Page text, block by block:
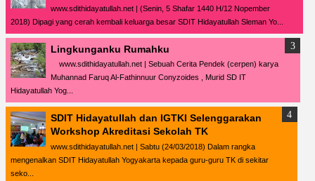
www.sdithidayatullah.net | (Senin, 5 Shafar 1440 H/12 Nopember
2018) Dipagi yang cerah kembali keluarga besar SDIT Hidayatullah Sleman Yo...
Lingkunganku Rumahku
www.sdithidayatullah.net | Sebuah Cerita Pendek (cerpen) karya
Muhannad Faruq Al-Fathinnuur Conyzoides , Murid SD IT
Hidayatullah Yog...
SDIT Hidayatullah dan IGTKI Selenggarakan
Workshop Akreditasi Sekolah TK
www.sdithidayatullah.net | Sabtu (24/03/2018) Dalam rangka
mengenalkan SDIT Hidayatullah Yogyakarta kepada guru-guru TK di sekitar
seko...